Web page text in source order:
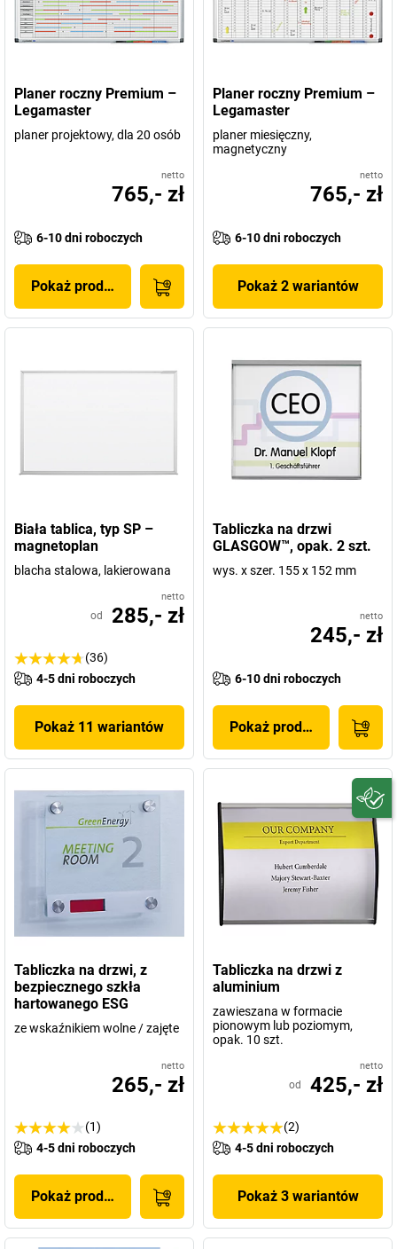
Planer roczny Premium –
Legamaster
planer projektowy, dla 20 osób
netto
765,- zł
6-10 dni roboczych
Pokaż produkt
Planer roczny Premium –
Legamaster
planer miesięczny,
magnetyczny
netto
765,- zł
6-10 dni roboczych
Pokaż 2 wariantów
Biała tablica, typ SP –
magnetoplan
blacha stalowa, lakierowana
netto
od 285,- zł
(36)
4-5 dni roboczych
Pokaż 11 wariantów
Tabliczka na drzwi
GLASGOW™, opak. 2 szt.
wys. x szer. 155 x 152 mm
netto
245,- zł
6-10 dni roboczych
Pokaż produkt
Tabliczka na drzwi, z
bezpiecznego szkła
hartowanego ESG
ze wskaźnikiem wolne / zajęte
netto
265,- zł
(1)
4-5 dni roboczych
Pokaż produkt
Tabliczka na drzwi z
aluminium
zawieszana w formacie
pionowym lub poziomym,
opak. 10 szt.
netto
od 425,- zł
(2)
4-5 dni roboczych
Pokaż 3 wariantów